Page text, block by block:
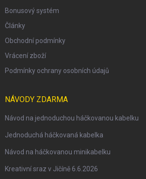
Bonusový systém
Články
Obchodní podmínky
Vrácení zboží
Podmínky ochrany osobních údajů
NÁVODY ZDARMA
Návod na jednoduchou háčkovanou kabelku
Jednoduchá háčkovaná kabelka
Návod na háčkovanou minikabelku
Kreativní sraz v Jičíně 6.6.2026